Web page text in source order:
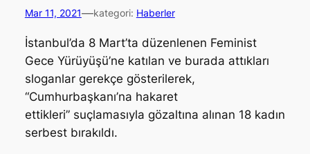
Mar 11, 2021—kategori: Haberler
İstanbul’da 8 Mart’ta düzenlenen Feminist
Gece Yürüyüşü’ne katılan ve burada attıkları
sloganlar gerekçe gösterilerek,
“Cumhurbaşkanı’na hakaret
ettikleri” suçlamasıyla gözaltına alınan 18 kadın
serbest bırakıldı.